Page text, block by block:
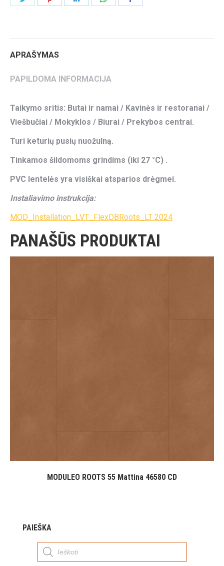
APRAŠYMAS
PAPILDOMA INFORMACIJA
Taikymo sritis: Butai ir namai / Kavinės ir restoranai /
Viešbučiai / Mokyklos / Biurai / Prekybos centrai.
Turi keturių pusių nuožulną.
Tinkamos šildomoms grindims (iki 27 °C) .
PVC lentelės yra visiškai atsparios drėgmei.
Instaliavimo instrukcija:
MOD_Installation_LVT_FlexDBRoots_LT 2024
PANAŠŪS PRODUKTAI
MODULEO ROOTS 55 Mattina 46580 CD
PAIEŠKA
Products
search